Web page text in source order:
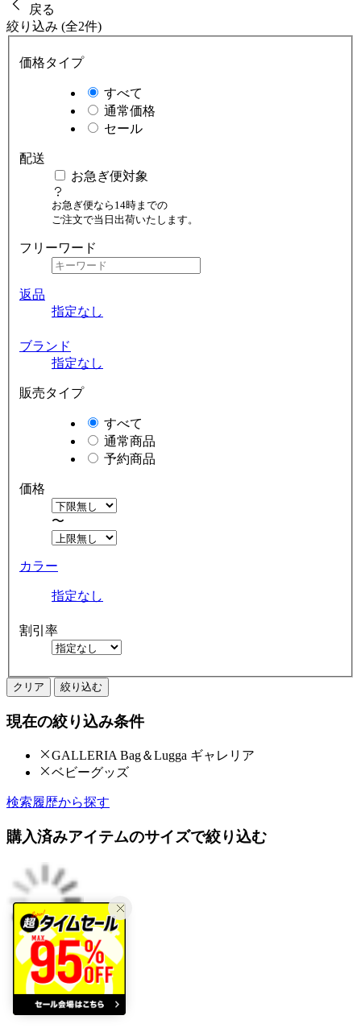
戻る
絞り込み (全2件)
価格タイプ
すべて
通常価格
セール
配送
お急ぎ便対象
お急ぎ便なら14時までの
ご注文で当日出荷いたします。
フリーワード
返品
指定なし
ブランド
指定なし
販売タイプ
すべて
通常商品
予約商品
価格
〜
カラー
指定なし
割引率
クリア 絞り込む
現在の絞り込み条件
GALLERIA Bag＆Lugga ギャレリア
ベビーグッズ
検索履歴から探す
購入済みアイテムのサイズで絞り込む